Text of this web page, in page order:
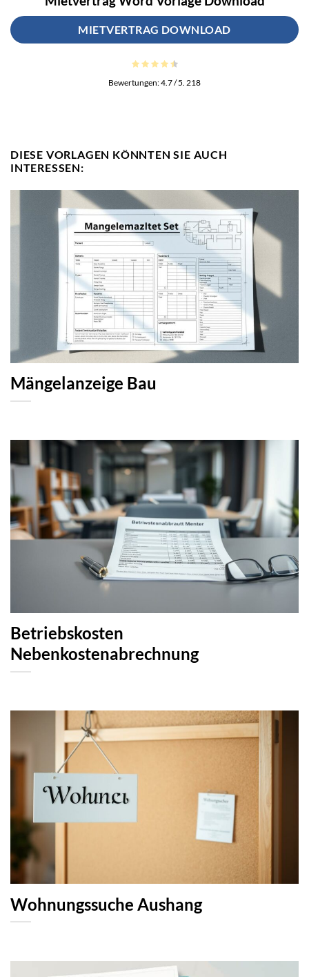
MIETVERTRAG DOWNLOAD
Bewertungen:4.7/ 5. 218
DIESE VORLAGEN KÖNNTEN SIE AUCH
INTERESSEN:
Mängelanzeige Bau
Betriebskosten
Nebenkostenabrechnung
Wohnungssuche Aushang